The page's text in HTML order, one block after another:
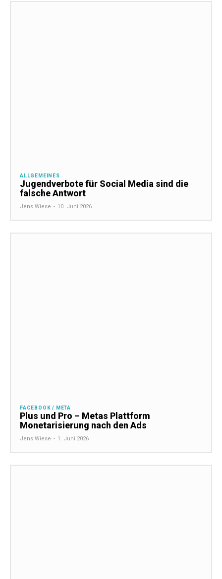
ALLGEMEINES
Jugendverbote für Social Media sind die
falsche Antwort
Jens Wiese - 10. Juni 2026
FACEBOOK / META
Plus und Pro – Metas Plattform
Monetarisierung nach den Ads
Jens Wiese - 1. Juni 2026